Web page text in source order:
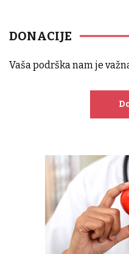
DONACIJE
Vaša podrška nam je